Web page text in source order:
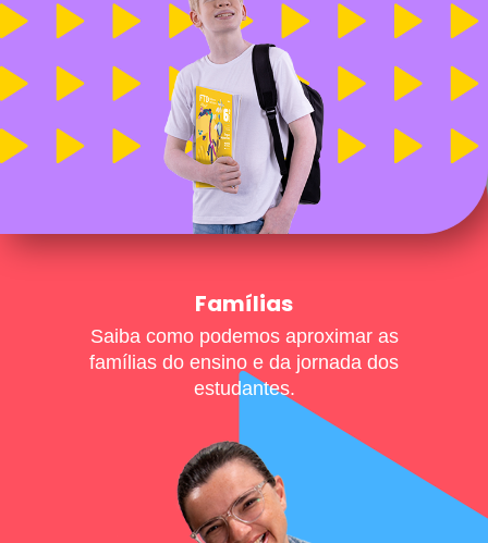
Famílias
Saiba como podemos aproximar as
famílias do ensino e da jornada dos
estudantes.